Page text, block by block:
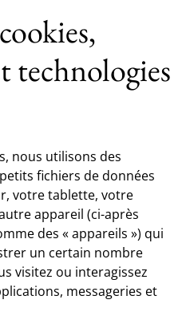
technologies
nous utilisons des
fichiers de données
votre tablette, votre
appareil (ci-après
des « appareils ») qui
un certain nombre
visitez ou interagissez
messageries et